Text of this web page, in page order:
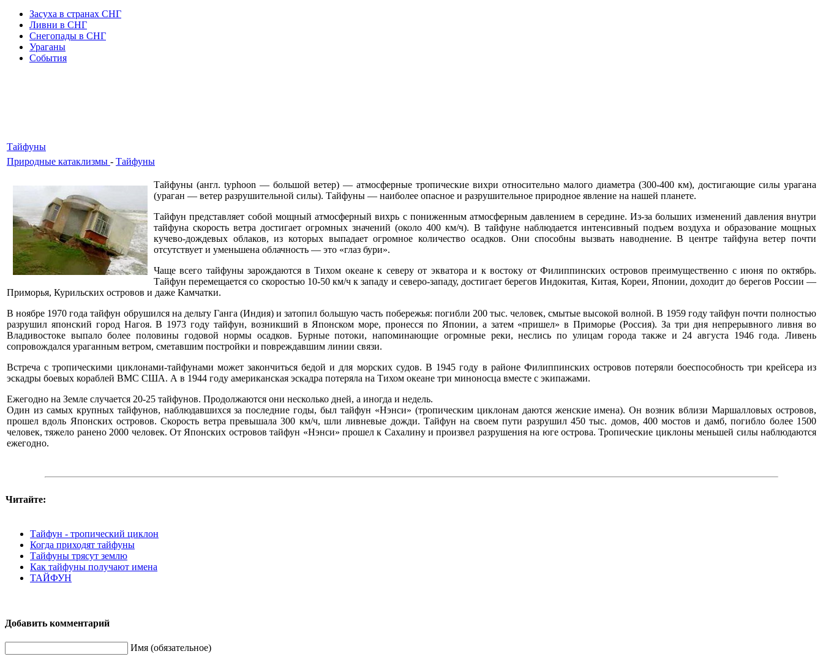
Засуха в странах СНГ
Ливни в СНГ
Снегопады в СНГ
Ураганы
События
Тайфуны
Природные катаклизмы - Тайфуны
Тайфуны (англ. typhoon — большой ветер) — атмосферные тропические вихри относительно малого диаметра (300-400 км), достигающие силы урагана
(ураган — ветер разрушительной силы). Тайфуны — наиболее опасное и разрушительное природное явление на нашей планете.
Тайфун представляет собой мощный атмосферный вихрь с пониженным атмосферным давлением в середине. Из-за больших изменений давления внутри
тайфуна скорость ветра достигает огромных значений (около 400 км/ч). В тайфуне наблюдается интенсивный подъем воздуха и образование мощных
кучево-дождевых облаков, из которых выпадает огромное количество осадков. Они способны вызвать наводнение. В центре тайфуна ветер почти
отсутствует и уменьшена облачность — это «глаз бури».
Чаще всего тайфуны зарождаются в Тихом океане к северу от экватора и к востоку от Филиппинских островов преимущественно с июня по октябрь.
Тайфун перемещается со скоростью 10-50 км/ч к западу и северо-западу, достигает берегов Индокитая, Китая, Кореи, Японии, доходит до берегов России —
Приморья, Курильских островов и даже Камчатки.
В ноябре 1970 года тайфун обрушился на дельту Ганга (Индия) и затопил большую часть побережья: погибли 200 тыс. человек, смытые высокой волной. В 1959 году тайфун почти полностью
разрушил японский город Нагоя. В 1973 году тайфун, возникший в Японском море, пронесся по Японии, а затем «пришел» в Приморье (Россия). За три дня непрерывного ливня во
Владивостоке выпало более половины годовой нормы осадков. Бурные потоки, напоминающие огромные реки, неслись по улицам города также и 24 августа 1946 года. Ливень
сопровождался ураганным ветром, сметавшим постройки и повреждавшим линии связи.
Встреча с тропическими циклонами-тайфунами может закончиться бедой и для морских судов. В 1945 году в районе Филиппинских островов потеряли боеспособность три крейсера из
эскадры боевых кораблей ВМС США. А в 1944 году американская эскадра потеряла на Тихом океане три миноносца вместе с экипажами.
Ежегодно на Земле случается 20-25 тайфунов. Продолжаются они несколько дней, а иногда и недель.
Один из самых крупных тайфунов, наблюдавшихся за последние годы, был тайфун «Нэнси» (тропическим циклонам даются женские имена). Он возник вблизи Маршалловых островов,
прошел вдоль Японских островов. Скорость ветра превышала 300 км/ч, шли ливневые дожди. Тайфун на своем пути разрушил 450 тыс. домов, 400 мостов и дамб, погибло более 1500
человек, тяжело ранено 2000 человек. От Японских островов тайфун «Нэнси» прошел к Сахалину и произвел разрушения на юге острова. Тропические циклоны меньшей силы наблюдаются
ежегодно.
Читайте:
Тайфун - тропический циклон
Когда приходят тайфуны
Тайфуны трясут землю
Как тайфуны получают имена
ТАЙФУН
Добавить комментарий
Имя (обязательное)